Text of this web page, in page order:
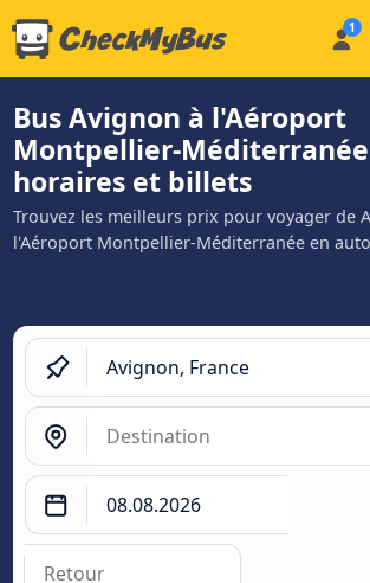
Bus Avignon à l'Aéroport
Montpellier-Méditerranée
horaires et billets
Trouvez les meilleurs prix pour voyager de
l'Aéroport Montpellier-Méditerranée en